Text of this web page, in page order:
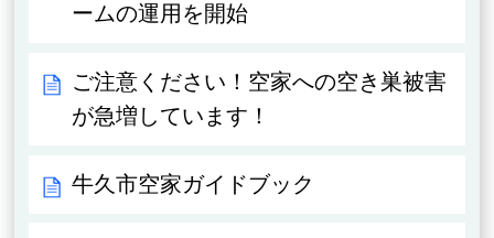
ームの運用を開始
ご注意ください！空家への空き巣被害
が急増しています！
牛久市空家ガイドブック